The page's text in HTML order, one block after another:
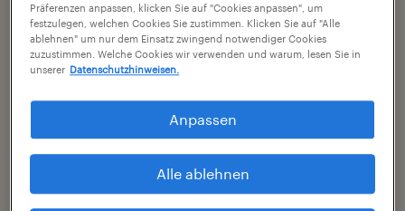
Präferenzen anpassen, klicken Sie auf "Cookies anpassen", um
festzulegen, welchen Cookies Sie zustimmen. Klicken Sie auf "Alle
ablehnen" um nur dem Einsatz zwingend notwendiger Cookies
zuzustimmen. Welche Cookies wir verwenden und warum, lesen Sie in
unserer Datenschutzhinweisen.
Anpassen
Alle ablehnen